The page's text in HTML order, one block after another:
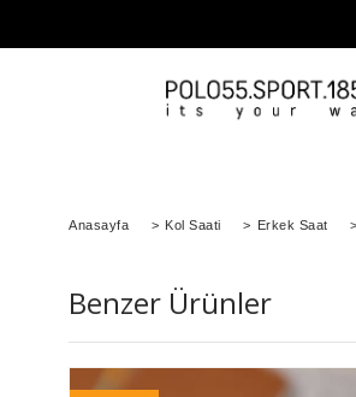
Anasayfa > Kol Saati > Erkek Saat >
Benzer Ürünler